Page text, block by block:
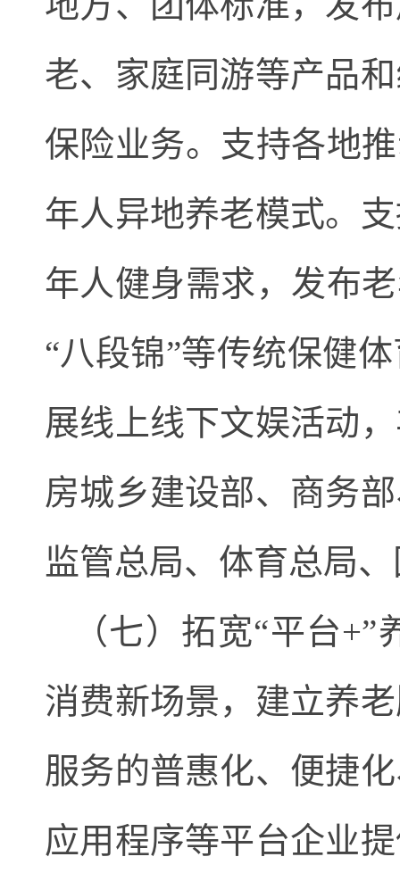
老、家庭同游等产品
保险业务。支持各地
年人异地养老模式。
年人健身需求，发布
“八段锦”等传统保健
展线上线下文娱活动
房城乡建设部、商务
监管总局、体育总局
（七）拓宽“平台
消费新场景，建立养
服务的普惠化、便捷
应用程序等平台企业